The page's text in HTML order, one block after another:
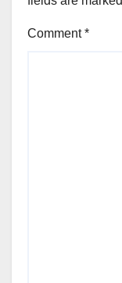
Comment*